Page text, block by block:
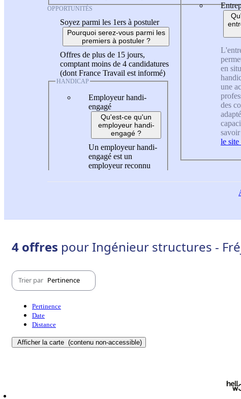
OPPORTUNITÉS
Soyez parmi les 1ers à postuler
Pourquoi serez-vous parmi les
premiers à postuler ?
Offres de plus de 15 jours,
comptant moins de 4 candidatures
(dont France Travail est informé)
HANDICAP
Employeur handi-
engagé
Qu'est-ce qu'un
employeur handi-
engagé ?
Un employeur handi-
engagé est un
employeur reconnu
en
une
des
le
4 offres pour Ingénieur structures -
Trier par Pertinence
Pertinence
Date
Distance
Afficher la carte (contenu non-accessible)